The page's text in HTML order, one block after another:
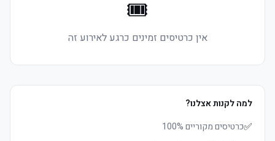
🎟️
אין כרטיסים זמינים כרגע לאירוע זה
למה לקנות אצלנו?
✅כרטיסים מקוריים 100%